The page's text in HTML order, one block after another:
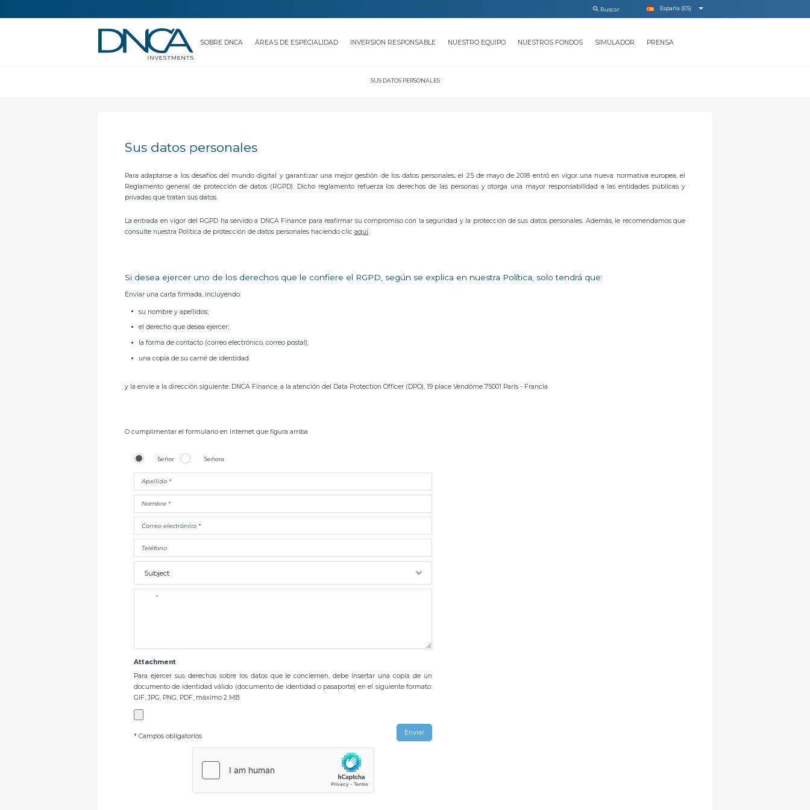
España (ES)
SOBRE DNCA ÁREAS DE ESPECIALIDAD INVERSION RESPONSABLE NUESTRO EQUIPO NUESTROS FONDOS SIMULADOR PRENSA
SUS DATOS PERSONALES
Sus datos personales
Para adaptarse a los desafíos del mundo digital y garantizar una mejor gestión de los datos personales, el 25 de mayo de 2018 entró en vigor una nueva normativa europea, el
Reglamento general de protección de datos (RGPD). Dicho reglamento refuerza los derechos de las personas y otorga una mayor responsabilidad a las entidades públicas y
privadas que tratan sus datos.
La entrada en vigor del RGPD ha servido a DNCA Finance para reafirmar su compromiso con la seguridad y la protección de sus datos personales. Además, le recomendamos que
consulte nuestra Política de protección de datos personales haciendo clic aquí.
Si desea ejercer uno de los derechos que le confiere el RGPD, según se explica en nuestra Política, solo tendrá que:
Enviar una carta firmada, incluyendo:
su nombre y apellidos;
el derecho que desea ejercer;
la forma de contacto (correo electrónico, correo postal);
una copia de su carné de identidad.
y la envíe a la dirección siguiente: DNCA Finance, a la atención del Data Protection Officer (DPO), 19 place Vendôme 75001 París - Francia
O cumplimentar el formulario en Internet que figura arriba
Señor Señora
Subject
Attachment
Para ejercer sus derechos sobre los datos que le conciernen, debe insertar una copia de un
documento de identidad válido (documento de identidad o pasaporte) en el siguiente formato:
GIF, JPG, PNG, PDF, máximo 2 MB.
* Campos obligatorios Enviar